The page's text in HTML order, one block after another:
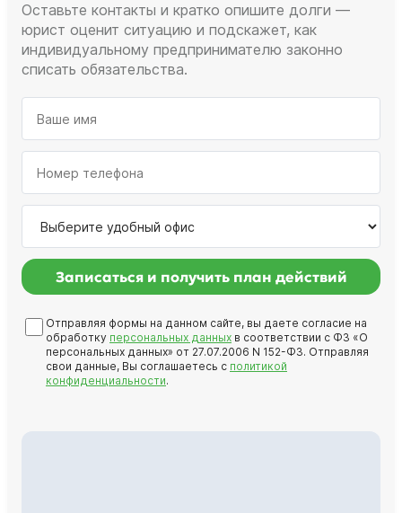
Оставьте контакты и кратко опишите долги —
юрист оценит ситуацию и подскажет, как
индивидуальному предпринимателю законно
списать обязательства.
Записаться и получить план действий
Отправляя формы на данном сайте, вы даете согласие на
обработку персональных данных в соответствии с ФЗ «О
персональных данных» от 27.07.2006 N 152-ФЗ. Отправляя
свои данные, Вы соглашаетесь с политикой
конфиденциальности.